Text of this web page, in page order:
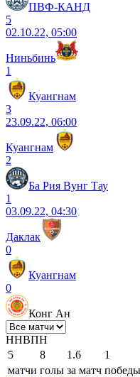
ПВФ-КАНД
5
02.10.22, 05:00
Ниньбинь
1
Куангнам
3
23.09.22, 06:00
Куангнам
2
Ба Рия Вунг Тау
1
03.09.22, 04:30
Даклак
0
Куангнам
0
Конг Ан
ННВПН
5
8 1.6 1
матчи голы за матч победы